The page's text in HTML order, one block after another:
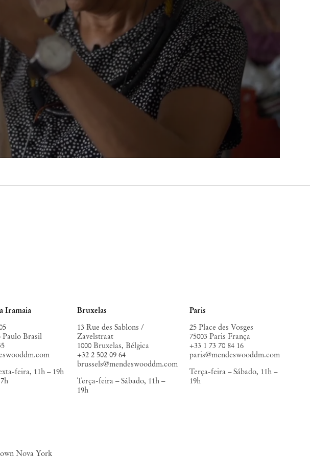
Iramaia
Paulo Brasil
feira, 11h – 19h
Bruxelas
13 Rue des Sablons /
Zavelstraat
1000 Bruxelas, Bélgica
+32 2 502 09 64
brussels@mendeswooddm.com
Terça-feira – Sábado, 11h –
19h
Paris
25 Place des Vosges
75003 Paris França
+33 1 73 70 84 16
paris@mendeswooddm.com
Terça-feira – Sábado, 11h –
19h
Nova York